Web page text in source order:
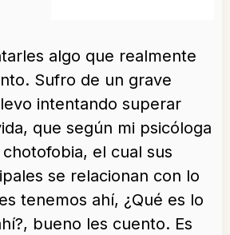
algo que realmente
Sufro de un grave
intentando superar
que según mi psicóloga
el cual sus
se relacionan con lo
tenemos ahí, ¿Qué es lo
bueno les cuento. Es